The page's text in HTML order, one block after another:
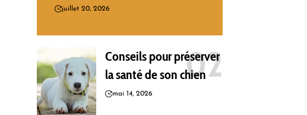
juillet 20, 2026
Conseils pour préserver
la santé de son chien
mai 14, 2026